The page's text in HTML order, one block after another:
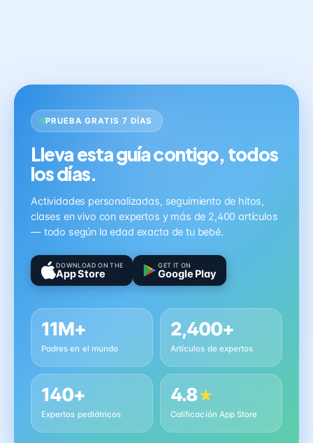
PRUEBA GRATIS 7 DÍAS
Lleva esta guía contigo, todos
los días.
Actividades personalizadas, seguimiento de hitos,
clases en vivo con expertos y más de 2,400 artículos
— todo según la edad exacta de tu bebé.
DOWNLOAD ON THE
App Store
GET IT ON
Google Play
11M+
Padres en el mundo
2,400+
Artículos de expertos
140+
Expertos pediátricos
4.8★
Calificación App Store